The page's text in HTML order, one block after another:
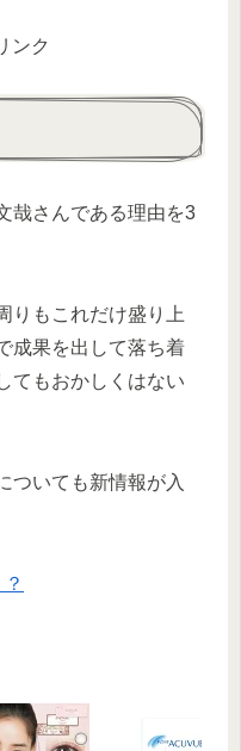
ンク
哉さんである理由を3
りもこれだけ盛り上
成果を出して落ち着
てもおかしくはない
ついても新情報が入